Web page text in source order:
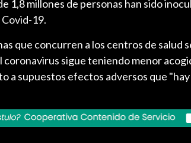
1,8 millones de personas han sido
19.
que concurren a los centros de salud
coronavirus sigue teniendo menor
a supuestos efectos adversos que